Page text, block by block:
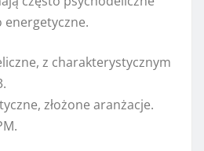
z charakterystycznym
złożone aranżacje.